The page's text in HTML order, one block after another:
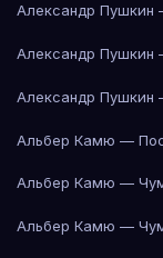
Александр Пушкин
Александр Пушкин
Александр Пушкин
Альбер Камю —
Альбер Камю —
Альбер Камю —